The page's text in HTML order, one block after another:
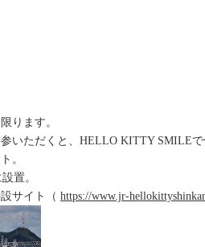
ります。
いただくと、HELLO KITTY SMILE
。
置。
サイト（ https://www.jr-